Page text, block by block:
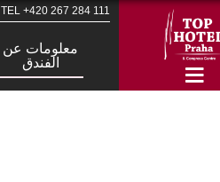
TEL +420 267 284 111
معلومات عن
الفندق